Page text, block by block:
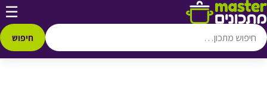
דלג לתוכן ☰
חיפוש
♥ הוספה